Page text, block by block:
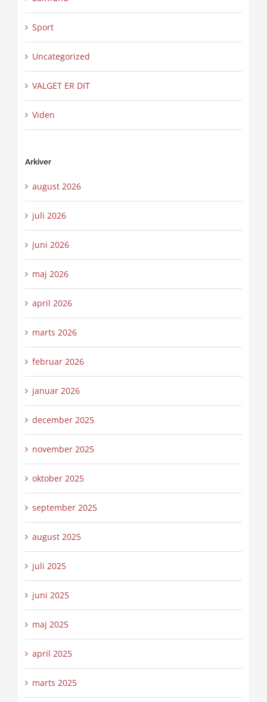
Sport
Uncategorized
VALGET ER DIT
Viden
Arkiver
august 2026
juli 2026
juni 2026
maj 2026
april 2026
marts 2026
februar 2026
januar 2026
december 2025
november 2025
oktober 2025
september 2025
august 2025
juli 2025
juni 2025
maj 2025
april 2025
marts 2025